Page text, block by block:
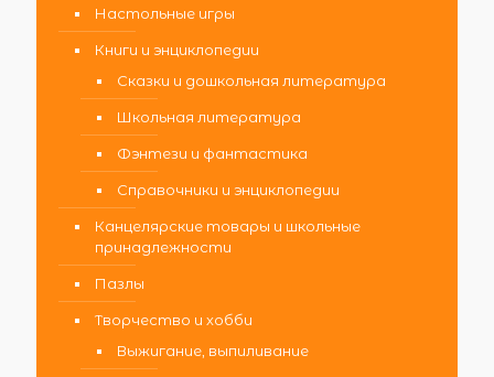
Настольные игры
Книги и энциклопедии
Сказки и дошкольная литература
Школьная литература
Фэнтези и фантастика
Справочники и энциклопедии
Канцелярские товары и школьные
принадлежности
Пазлы
Творчество и хобби
Выжигание, выпиливание